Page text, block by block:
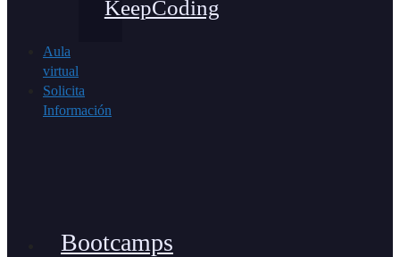
KeepCoding
Aula
virtual
Solicita
Información
Bootcamps